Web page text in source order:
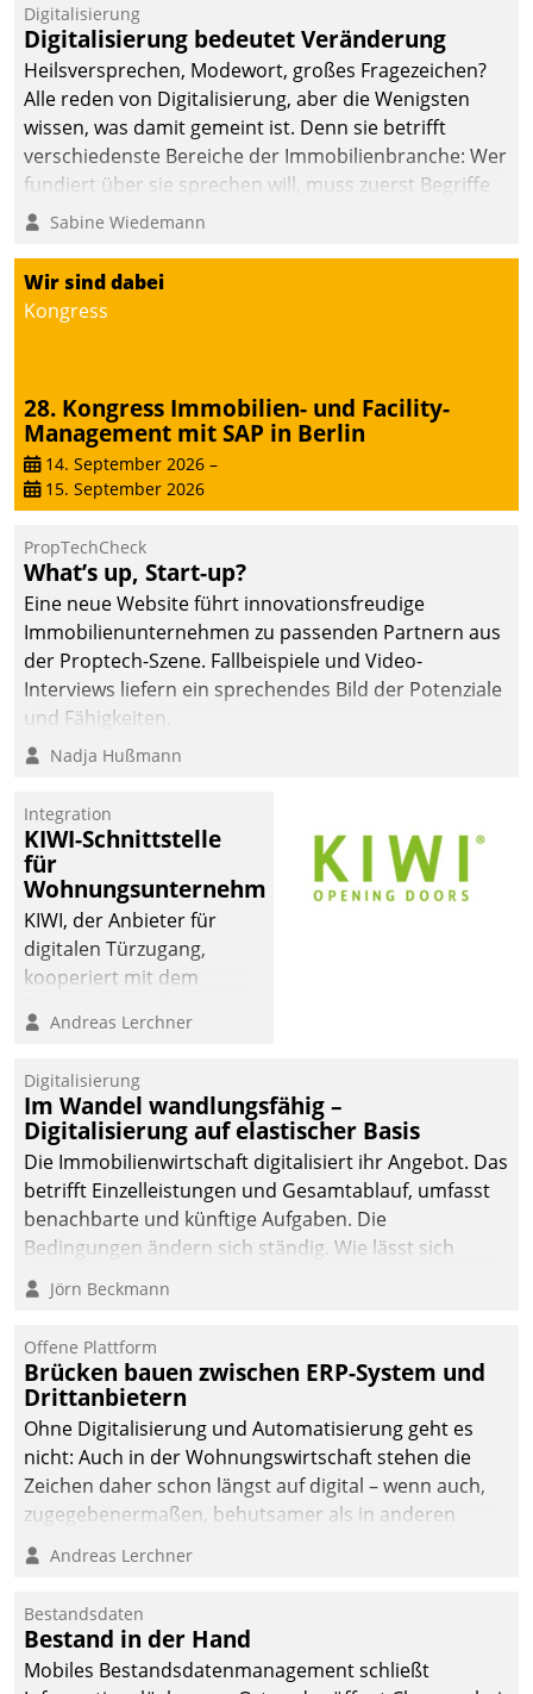
Quartier. Dazwischen
zeigte Datatrain, was es
Neues zu bieten hat.
Digitalisierung
Digitalisierung bedeutet Veränderung
Heilsversprechen, Modewort, großes Fragezeichen?
Alle reden von Digitalisierung, aber die Wenigsten
wissen, was damit gemeint ist. Denn sie betrifft
verschiedenste Bereiche der Immobilienbranche: Wer
fundiert über sie sprechen will, muss zuerst Begriffe
klären. Ein Aspekt ist die betriebliche Optimierung:
Einsparungen durch optimierte und automatisierte
Prozesse. Doch man darf nicht zu viel erwarten: Allein
mit der Einführung einer neuen Software ist es nicht
und zu verändern.
Sabine Wiedemann
Wir sind dabei
Kongress
28. Kongress Immobilien- und Facility-
Management mit SAP in Berlin
14. September 2026 –
15. September 2026
PropTechCheck
What’s up, Start-up?
Eine neue Website führt innovationsfreudige
Immobilienunternehmen zu passenden Partnern aus
der Proptech-Szene. Fallbeispiele und Video-
Interviews liefern ein sprechendes Bild der Potenziale
und Fähigkeiten.
Nadja Hußmann
Integration
KIWI-Schnittstelle
für
Wohnungsunternehmen
KIWI, der Anbieter für
digitalen Türzugang,
kooperiert mit dem
Softwareentwicklungshaus
Andreas Lerchner
Digitalisierung
Im Wandel wandlungsfähig –
Digitalisierung auf elastischer Basis
Die Immobilienwirtschaft digitalisiert ihr Angebot. Das
betrifft Einzelleistungen und Gesamtablauf, umfasst
benachbarte und künftige Aufgaben. Die
Bedingungen ändern sich ständig. Wie lässt sich
technisch die Kontrolle wahren und zugleich Freiraum
fürs Wachsen öffnen?
Jörn Beckmann
Offene Plattform
Brücken bauen zwischen ERP-System und
Drittanbietern
Ohne Digitalisierung und Automatisierung geht es
nicht: Auch in der Wohnungswirtschaft stehen die
Zeichen daher schon längst auf digital – wenn auch,
zugegebenermaßen, behutsamer als in anderen
Branchen.
Andreas Lerchner
Bestandsdaten
Bestand in der Hand
Mobiles Bestandsdatenmanagement schließt